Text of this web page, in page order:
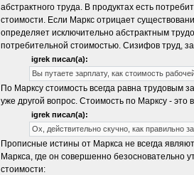
абстрактного труда. В продуктах есть
стоимости. Если Маркс отрицает
определяет исключительно абстрактным
потребительной стоимостью. Сизифов труд,
igrek писал(а):
Вы путаете зарплату, как стоимость
По Марксу стоимость всегда равна трудовым
уже другой вопрос. Стоимость по Марксу - это
igrek писал(а):
Ох, действительно скучно, как правильно
Прописные истины от Маркса не всегда
Маркса, где он совершенно безосновательно
стоимости: